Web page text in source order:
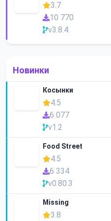
3.7
10 770
v3.8.4
Новинки
Косынки
4.5
6 077
v1.2
Food Street
4.5
6 334
v0.80.3
Missing
3.8